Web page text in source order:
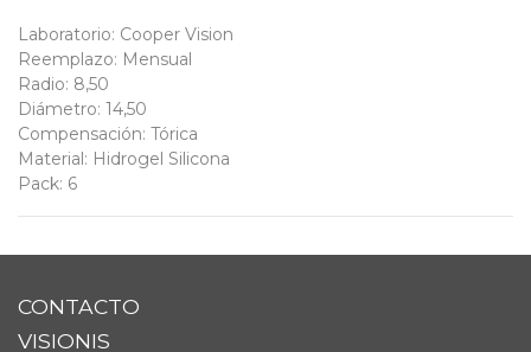
Laboratorio: Cooper Vision
Reemplazo: Mensual
Radio: 8,50
Diámetro: 14,50
Compensación: Tórica
Material: Hidrogel Silicona
Pack: 6
CONTACTO
VISIONIS